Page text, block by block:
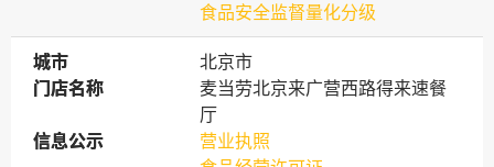
食品安全监督量化分级
城市
城市
北京市
门店名称
门店名称
麦当劳北京来广营西路得来速餐
厅
信息公示
信息公示
营业执照